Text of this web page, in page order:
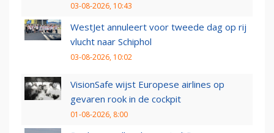
03-08-2026, 10:43
WestJet annuleert voor tweede dag op rij
vlucht naar Schiphol
03-08-2026, 10:02
VisionSafe wijst Europese airlines op
gevaren rook in de cockpit
01-08-2026, 8:00